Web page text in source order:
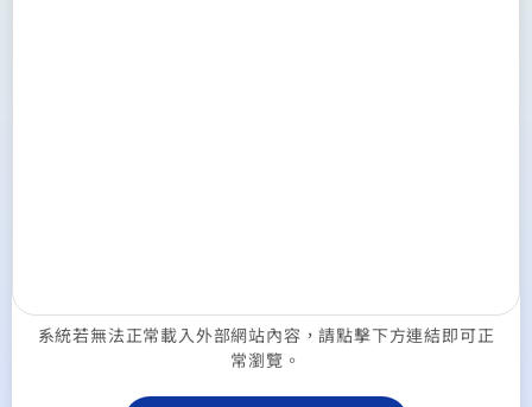
系統若無法正常載入外部網站內容，請點擊下方連結即可正
常瀏覽。